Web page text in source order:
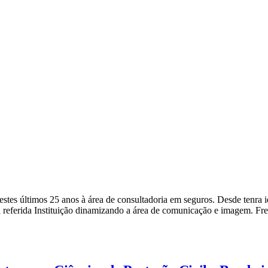
últimos 25 anos à área de consultadoria em seguros. Desde
Instituição dinamizando a área de comunicação e imagem.